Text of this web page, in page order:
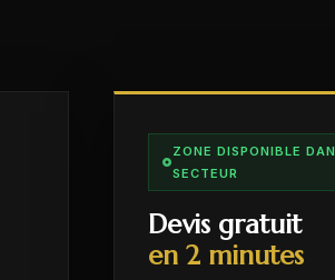
ZONE DISPONIBLE
SECTEUR
Devis gratuit
en 2 minutes